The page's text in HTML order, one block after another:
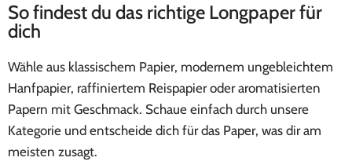
So findest du das richtige Longpaper für
dich
Wähle aus klassischem Papier, modernem ungebleichtem
Hanfpapier, raffiniertem Reispapier oder aromatisierten
Papern mit Geschmack. Schaue einfach durch unsere
Kategorie und entscheide dich für das Paper, was dir am
meisten zusagt.